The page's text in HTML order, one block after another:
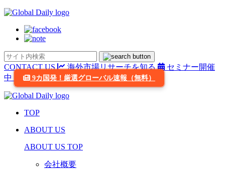
CONTACT US 海外市場リサーチを知る
セミナー開催
中
9カ国発！厳選グローバル速報（無料）
TOP
ABOUT US
ABOUT US TOP
会社概要